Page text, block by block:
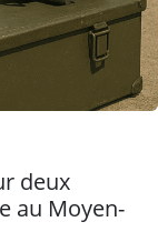
deux
au Moyen-